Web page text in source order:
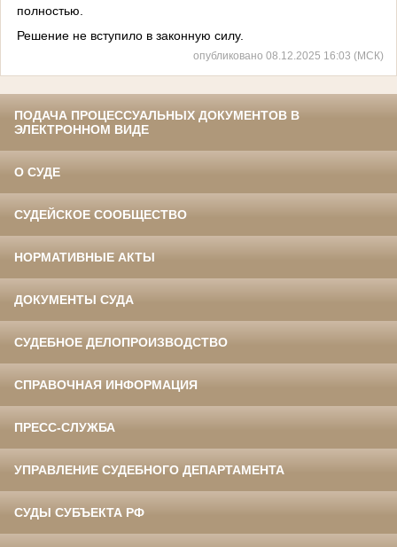
полностью.
Решение не вступило в законную силу.
опубликовано 08.12.2025 16:03 (МСК)
ПОДАЧА ПРОЦЕССУАЛЬНЫХ ДОКУМЕНТОВ В
ЭЛЕКТРОННОМ ВИДЕ
О СУДЕ
СУДЕЙСКОЕ СООБЩЕСТВО
НОРМАТИВНЫЕ АКТЫ
ДОКУМЕНТЫ СУДА
СУДЕБНОЕ ДЕЛОПРОИЗВОДСТВО
СПРАВОЧНАЯ ИНФОРМАЦИЯ
ПРЕСС-СЛУЖБА
УПРАВЛЕНИЕ СУДЕБНОГО ДЕПАРТАМЕНТА
СУДЫ СУБЪЕКТА РФ